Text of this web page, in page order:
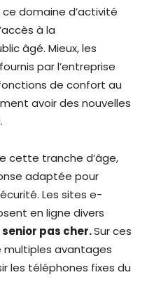
domaine d’activité
à la
âgé. Mieux, les
par l’entreprise
de confort au
avoir des nouvelles
cette tranche d’âge,
adaptée pour
Les sites e-
en ligne divers
pas cher.​Sur ces
avantages
les téléphones fixes du